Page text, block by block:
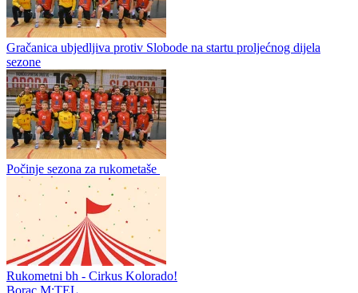
Demonstracija sile u Boriku
Zrinjskom bodovi u Tuzli
Gračanica ubjedljiva protiv Slobode na startu proljećnog dijela
sezone